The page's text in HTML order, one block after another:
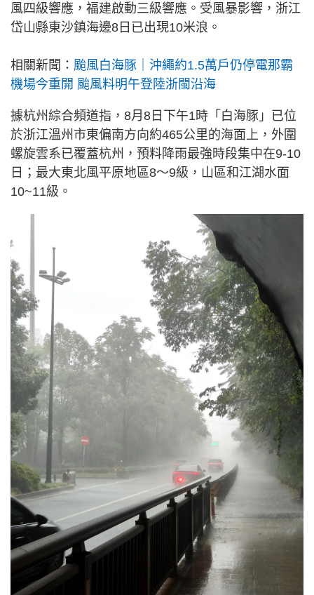
風四級響應，福建啟動三級響應。受風暴影響，浙江
岱山縣東沙鎮海邊8日已出現10米浪。
相關新聞： 颱風白海豚｜沖繩約1.5萬戶仍停電那霸
機場今重開 颱風料明午登陸浙閩沿海
據杭州綜合頻道指，8月8日下午1時「白海豚」已位
於浙江溫州市東偏南方向約465公里的海面上，外圍
螺旋雲系已覆蓋杭州，預料降雨最強時段集中在9-10
日；最大東北風平原地區8～9級，山區和江湖水面
10~11級。